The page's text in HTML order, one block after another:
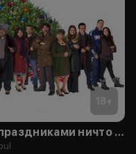
18+
С праздниками ничто не сравнится